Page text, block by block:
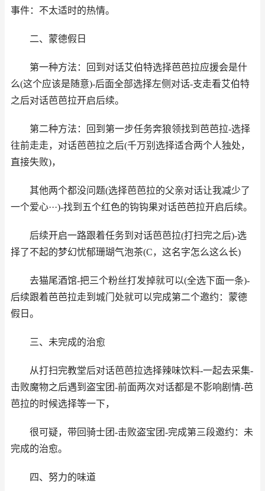
事件：不太适时的热情。
二、蒙德假日
第一种方法：回到对话艾伯特选择芭芭拉应援会是什
么(这个应该是随意)-后面全部选择左侧对话-支走看艾伯特
之后对话芭芭拉开启后续。
第二种方法：回到第一步任务奔狼领找到芭芭拉-选择
往前走走，对话芭芭拉之后(千万别选择适合两个人独处，
直接失败)，
其他两个都没问题(选择芭芭拉的父亲对话让我减少了
一个爱心···)-找到五个红色的钩钩果对话芭芭拉开启后续。
后续开启一路跟着任务到对话芭芭拉(打扫完之后)-选
择了不起的梦幻忧郁珊瑚气泡茶(C，这名字怎么这么长)
去猫尾酒馆-把三个粉丝打发掉就可以(全选下面一条)-
后续跟着芭芭拉走到城门处就可以完成第二个邀约：蒙德
假日。
三、未完成的治愈
从打扫完教堂后对话芭芭拉选择辣味饮料-一起去采集-
击败魔物之后遇到盗宝团-前面两次对话都是不影响剧情-芭
芭拉的时候选择等一下，
很可疑，带回骑士团-击败盗宝团-完成第三段邀约：未
完成的治愈。
四、努力的味道